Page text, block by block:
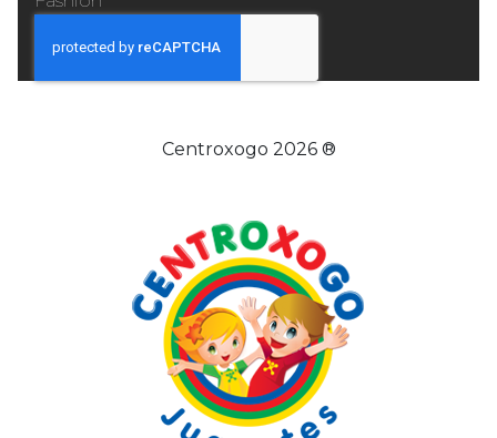
Centroxogo 2026 ®